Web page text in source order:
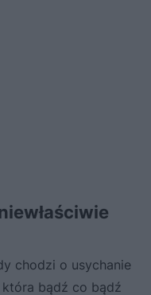
chodzi o usychanie
bądź co bądź